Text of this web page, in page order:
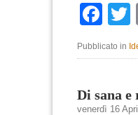
Pubblicato in
Di sana e
venerdì 16